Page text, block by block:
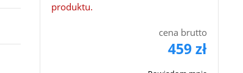
produktu.
cena brutto
459 zł